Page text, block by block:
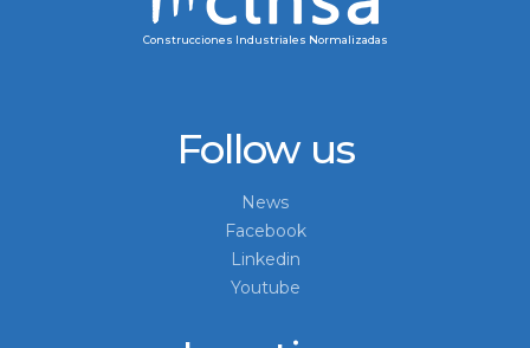
Construcciones Industriales Normalizadas
Follow us
News
Facebook
Linkedin
Youtube